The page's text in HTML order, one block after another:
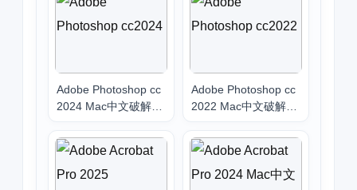
Adobe Photoshop cc
2024 Mac中文破解版
Adobe Photoshop cc
2022 Mac中文破解版
2/M3_PS2022 for Ma